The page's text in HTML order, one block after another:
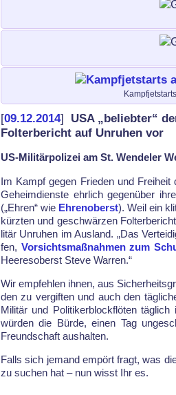
[09.12.2014] USA „beliebter“
Folterbericht auf Unruhen vor
US-Militärpolizei am St. Wendeler
Im Kampf ge­gen Frie­den und
Ge­heim­diens­te ehr­lich ge­genü­ber
(„Ehren“ wie Eh­ren­oberst). Weil ein
kürz­ten und ge­schwär­zen
litär Un­ru­hen im Aus­land. „Das
fen, Vor­sichts­maß­nah­men zum
Hee­res­oberst Ste­ve War­ren.“
Wir emp­feh­len ih­nen, aus
den zu ver­gif­ten und auch den
Mi­litär und Po­li­ti­ker­block­flöten
wür­den die Bür­de, einen Tag
Freund­schaft aus­hal­ten.
Falls sich je­mand empört fragt, was
zu su­chen hat – nun wisst Ihr es.